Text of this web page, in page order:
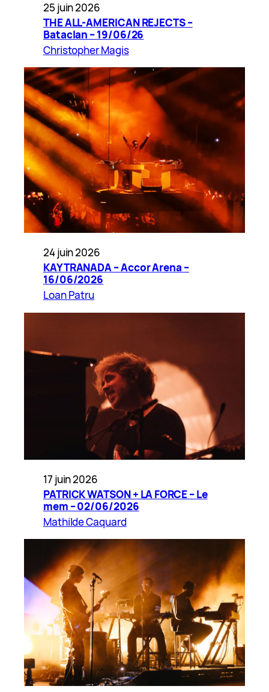
25 juin 2026
THE ALL-AMERICAN REJECTS –
Bataclan – 19/06/26
Christopher Magis
24 juin 2026
KAYTRANADA – Accor Arena –
16/06/2026
Loan Patru
17 juin 2026
PATRICK WATSON + LA FORCE – Le
mem – 02/06/2026
Mathilde Caquard